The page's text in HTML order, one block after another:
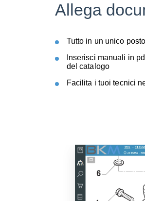
Allega
Tutto in un unico posto
Inserisci manuali in
del catalogo
Facilita i tuoi tecnici